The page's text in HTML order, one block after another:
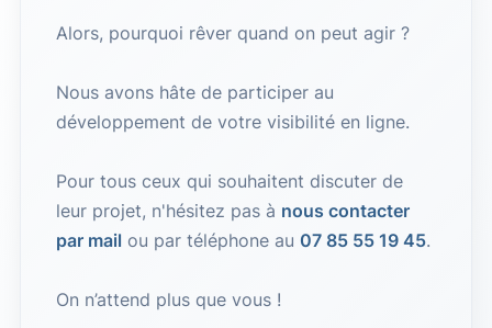
Alors, pourquoi rêver quand on peut agir ?
Nous avons hâte de participer au
développement de votre visibilité en ligne.
Pour tous ceux qui souhaitent discuter de
leur projet, n'hésitez pas à nous contacter
par mail ou par téléphone au 07 85 55 19 45.
On n’attend plus que vous !